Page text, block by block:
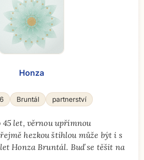
Honza
Bruntál partnerství
45 let, věrnou upřímnou
hezkou štíhlou může být i s
Honza Bruntál. Buď se těšit na